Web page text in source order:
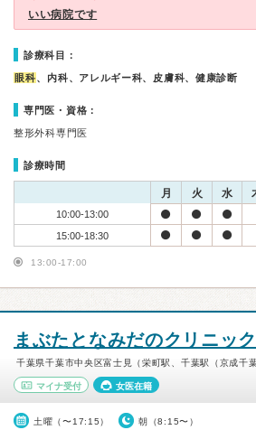
いい病院です
診療科目：
眼科、内科、アレルギー科、皮膚科、健康診断
専門医・資格：
整形外科専門医
診療時間
月 火 水
10:00-13:00
15:00-18:30
13:00-17:00
まぶたとなみだのクリニッ
千葉県千葉市中央区富士見（栄町駅、千葉駅（京成千
マイナ受付 女医在籍
土曜（〜17:15） 朝（8:15〜）